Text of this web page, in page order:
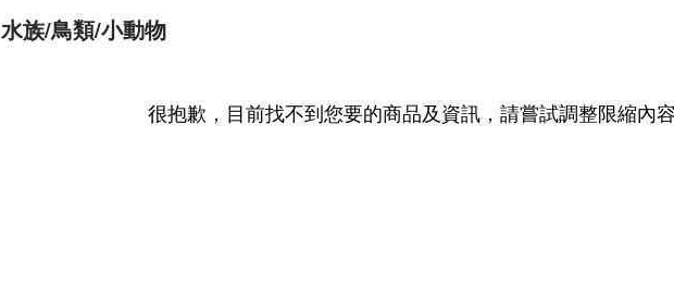
水族/鳥類/小動物
很抱歉，目前找不到您要的商品及資訊，請嘗試調整限縮內